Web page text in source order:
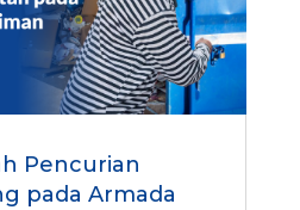
Pencurian
pada Armada